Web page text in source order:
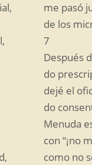
me pasó
de los
7
Después
do
dejé el
do
Menuda
con “¡no
como no